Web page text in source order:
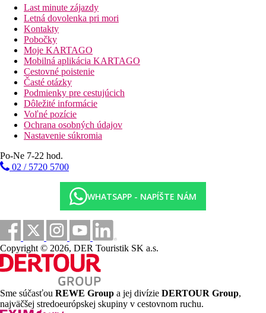
Last minute zájazdy
Letná dovolenka pri mori
Kontakty
Pobočky
Moje KARTAGO
Mobilná aplikácia KARTAGO
Cestovné poistenie
Časté otázky
Podmienky pre cestujúcich
Dôležité informácie
Voľné pozície
Ochrana osobných údajov
Nastavenie súkromia
Po-Ne 7-22 hod.
02 / 5720 5700
WHATSAPP - NAPÍŠTE NÁM
Copyright © 2026, DER Touristik SK a.s.
Sme súčasťou REWE Group a jej divízie DERTOUR Group,
najväčšej stredoeurópskej skupiny v cestovnom ruchu.